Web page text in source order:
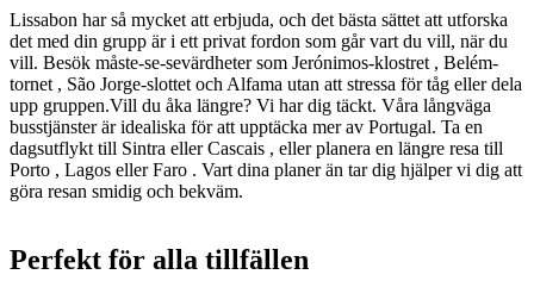
Lissabon har så mycket att erbjuda, och det bästa sättet att utforska
det med din grupp är i ett privat fordon som går vart du vill, när du
vill. Besök måste-se-sevärdheter som Jerónimos-klostret , Belém-
tornet , São Jorge-slottet och Alfama utan att stressa för tåg eller dela
upp gruppen.Vill du åka längre? Vi har dig täckt. Våra långväga
busstjänster är idealiska för att upptäcka mer av Portugal. Ta en
dagsutflykt till Sintra eller Cascais , eller planera en längre resa till
Porto , Lagos eller Faro . Vart dina planer än tar dig hjälper vi dig att
göra resan smidig och bekväm.
Perfekt för alla tillfällen